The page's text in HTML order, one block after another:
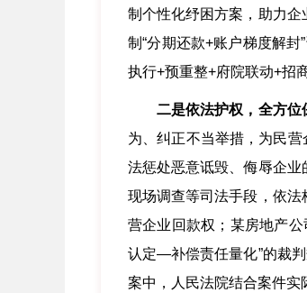
制个性化纾困方案，助力
制“分期还款+账户梯度解
执行+预重整+府院联动+招
二是依法护权，全方位
为、纠正不当举措，为民
法惩处恶意诋毁、侮辱企业
现场调查等司法手段，依
营企业回款权；某房地产
认定—补偿责任量化”的裁
案中，人民法院结合案件实